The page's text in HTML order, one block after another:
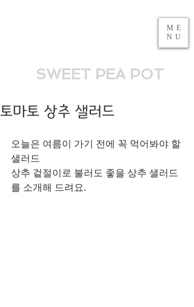
SWEET PEA POT
ME
NU
토마토 상추 샐러드
오늘은 여름이 가기 전에 꼭 먹어봐야 할
샐러드
상추 겉절이로 불러도 좋을 상추 샐러드
를 소개해 드려요.